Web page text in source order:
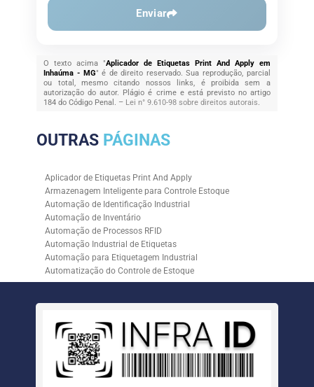
Enviar
O texto acima "Aplicador de Etiquetas Print And Apply em
Inhaúma - MG" é de direito reservado. Sua reprodução, parcial
ou total, mesmo citando nossos links, é proibida sem a
autorização do autor. Plágio é crime e está previsto no artigo
184 do Código Penal. – Lei n° 9.610-98 sobre direitos autorais.
OUTRAS PÁGINAS
Aplicador de Etiquetas Print And Apply
Armazenagem Inteligente para Controle Estoque
Automação de Identificação Industrial
Automação de Inventário
Automação de Processos RFID
Automação Industrial de Etiquetas
Automação para Etiquetagem Industrial
Automatização do Controle de Estoque
Controle de Estoque com RFID
Empresa de Automação para Processos Logísticos
Empresa de Rastreabilidade Industrial
Empresa de Soluções para Etiquetagem
Empresa Especializada em Inventário de Estoque
Etiqueta RFID para Controle de Estoque